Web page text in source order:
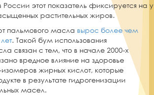
в России этот показатель фиксируется
растительных жиров.
пальмового масла вырос более чем
. Такой бум использования
связан с тем, что в начале 2000-х
вредное влияние на здоровье
изомеров жирных кислот, которые
в результате гидрогенизации
масел.